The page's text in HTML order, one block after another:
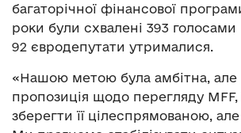
багаторічної фінансової
роки були схвалені 393
92 євродепутати утрималися.
«Нашою метою була амбітна, але
пропозиція щодо перегляду MFF,
зберегти її цілеспрямованою,